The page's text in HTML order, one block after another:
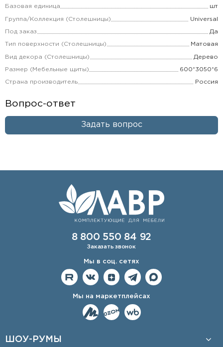
Базовая единица шт
Группа/Коллекция (Столешницы) Universal
Под заказ Да
Тип поверхности (Столешницы) Матовая
Вид декора (Столешницы) Дерево
Размер (Мебельные щиты) 600*3050*6
Страна производитель Россия
Вопрос-ответ
Задать вопрос
8 800 550 84 92
Заказать звонок
Мы в соц. сетях
Мы на маркетплейсах
ШОУ-РУМЫ